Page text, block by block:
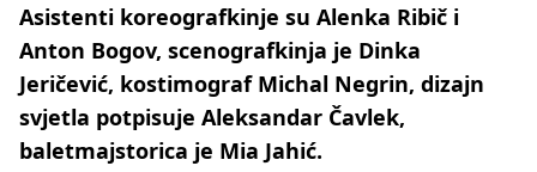
Asistenti koreografkinje su Alenka Ribič i
Anton Bogov, scenografkinja je Dinka
Jeričević, kostimograf Michal Negrin, dizajn
svjetla potpisuje Aleksandar Čavlek,
baletmajstorica je Mia Jahić.